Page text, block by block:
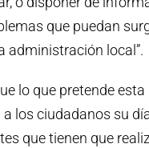
que puedan
administración local”.
lo que pretende
a los ciudadanos su
que tienen que